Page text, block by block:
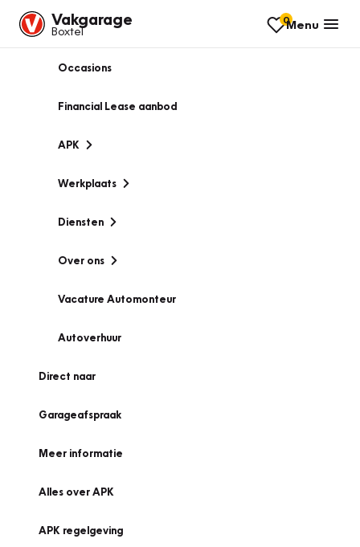
Vakgarage
Boxtel
0Menu
Occasions
Financial Lease aanbod
APK
Werkplaats
Diensten
Over ons
Vacature Automonteur
Autoverhuur
Direct naar
Garageafspraak
Meer informatie
Alles over APK
APK regelgeving